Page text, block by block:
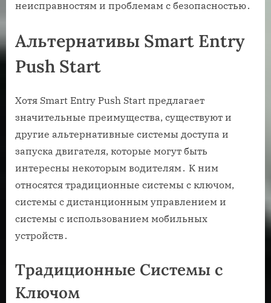
неисправностям и проблемам с безопасностью․
Альтернативы Smart Entry
Push Start
Хотя Smart Entry Push Start предлагает
значительные преимущества, существуют и
другие альтернативные системы доступа и
запуска двигателя, которые могут быть
интересны некоторым водителям․ К ним
относятся традиционные системы с ключом,
системы с дистанционным управлением и
системы с использованием мобильных
устройств․
Традиционные Системы с
Ключом